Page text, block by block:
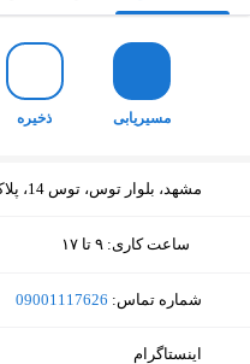
مسیریابی ذخیره
مشهد، بلوار توس، توس 14، پلاک ۱۱۰
ساعت کاری: ۹ تا ۱۷
شماره تماس: ‎09001117626
اینستاگرام